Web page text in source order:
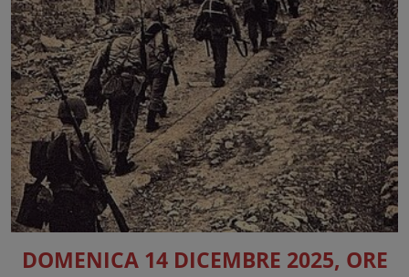
DOMENICA 14 DICEMBRE 2025, ORE